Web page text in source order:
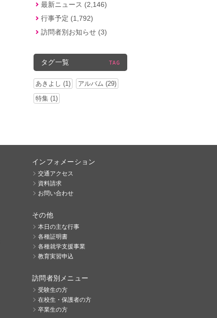
最新ニュース (2,146)
行事予定 (1,792)
訪問者別お知らせ (3)
タグ一覧 TAG
あきよし (1)
アルバム (29)
特集 (1)
インフォメーション
交通アクセス
資料請求
お問い合わせ
その他
本日の主な行事
各種証明書
各種就学支援事業
教育実習申込
訪問者別メニュー
受験生の方
在校生・保護者の方
卒業生の方